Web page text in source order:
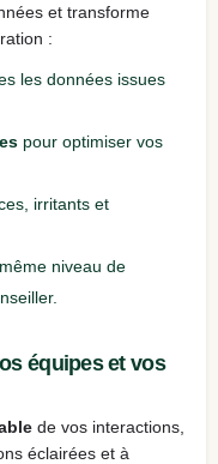
et transforme
:
les données issues
pour optimiser vos
irritants et
niveau de
équipes et vos
de vos interactions,
éclairées et à